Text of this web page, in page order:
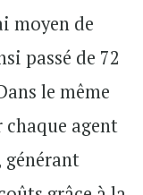
moyen de
passé de 72
le même
agent
générant